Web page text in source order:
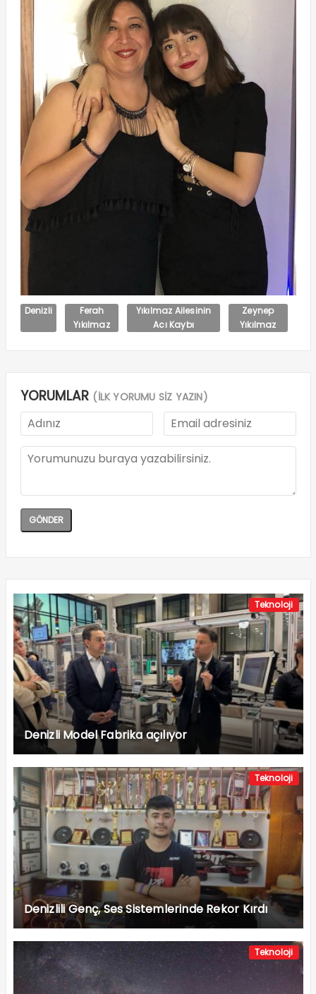
Denizli
Ferah
Yıkılmaz
Yıkılmaz Ailesinin
Acı Kaybı
Zeynep
Yıkılmaz
YORUMLAR (İLK YORUMU SİZ YAZIN)
Teknoloji
Denizli Model Fabrika açılıyor
Teknoloji
Denizlili Genç, Ses Sistemlerinde Rekor Kırdı
Teknoloji